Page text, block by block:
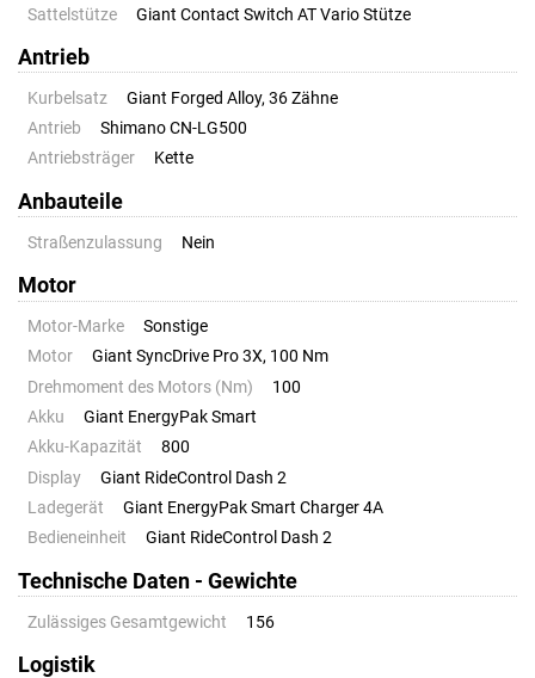
Sattelstütze
Giant Contact Switch AT Vario Stütze
Antrieb
Kurbelsatz
Giant Forged Alloy, 36 Zähne
Antrieb
Shimano CN-LG500
Antriebsträger
Kette
Anbauteile
Straßenzulassung Nein
Motor
Motor-Marke
Sonstige
Motor
Giant SyncDrive Pro 3X, 100 Nm
Drehmoment des Motors (Nm)
100
Akku
Giant EnergyPak Smart
Akku-Kapazität
800
Display
Giant RideControl Dash 2
Ladegerät
Giant EnergyPak Smart Charger 4A
Bedieneinheit
Giant RideControl Dash 2
Technische Daten - Gewichte
Zulässiges Gesamtgewicht 156
Logistik